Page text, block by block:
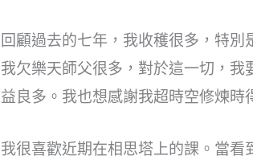
回顧過去的七年，我收穫很多，特
我欠樂天師父很多，對於這一切，
益良多。我也想感謝我超時空修煉時
我很喜歡近期在相思塔上的課。當